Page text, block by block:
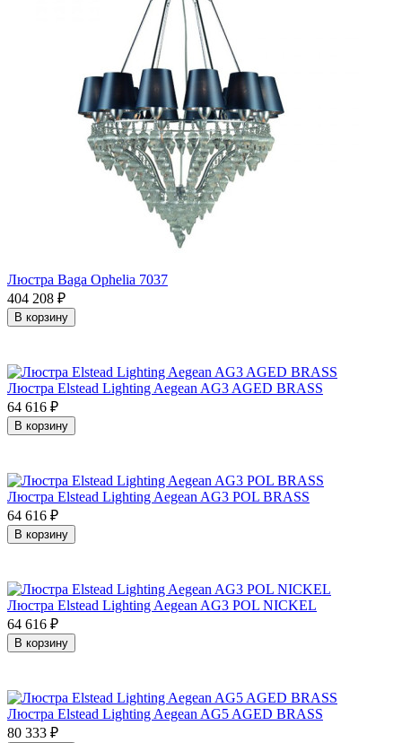
Люстра Baga Ophelia 7037
404 208 ₽
В корзину
Люстра Elstead Lighting Aegean AG3 AGED BRASS
64 616 ₽
В корзину
Люстра Elstead Lighting Aegean AG3 POL BRASS
64 616 ₽
В корзину
Люстра Elstead Lighting Aegean AG3 POL NICKEL
64 616 ₽
В корзину
Люстра Elstead Lighting Aegean AG5 AGED BRASS
80 333 ₽